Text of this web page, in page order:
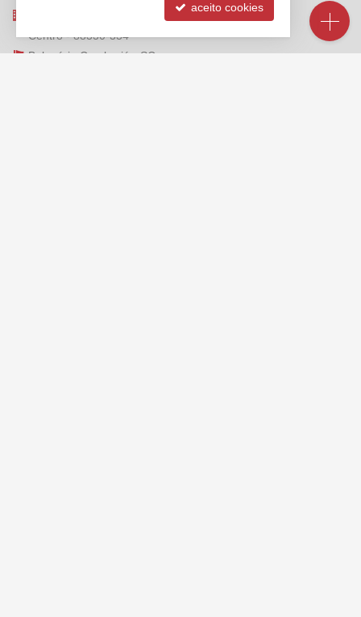
Centro - 88330-334
Balneário Camboriú -SC
aceito cookies